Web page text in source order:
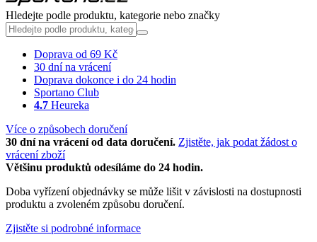
Hledejte podle produktu, kategorie nebo značky
Doprava od 69 Kč
30 dní na vrácení
Doprava dokonce i do 24 hodin
Sportano Club
4.7 Heureka
Více o způsobech doručení
30 dní na vrácení od data doručení. Zjistěte, jak podat žádost o
vrácení zboží
Většinu produktů odesíláme do 24 hodin.
Doba vyřízení objednávky se může lišit v závislosti na dostupnosti
produktu a zvoleném způsobu doručení.
Zjistěte si podrobné informace